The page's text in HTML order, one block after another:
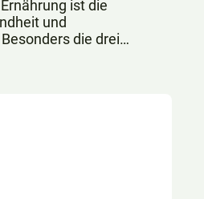
ist die
und
die drei
Fette und